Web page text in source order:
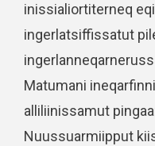
inissialiortiterneq
ingerlatsiffissatut
Matumani
alliliinissamut
Nuussuarmiipput